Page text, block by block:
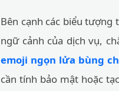
Bên cạnh các biểu
ngữ cảnh của dịch vụ,
emoji ngọn lửa bùng
cần tính bảo mật hoặc